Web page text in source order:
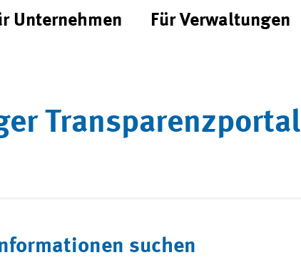
Unternehmen Für Verwaltungen
Transparenzportal
suchen